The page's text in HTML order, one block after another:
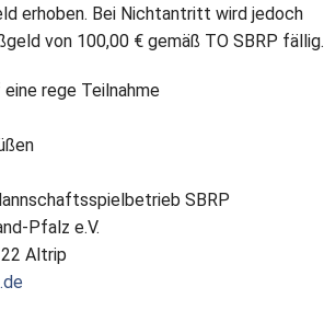
erhoben. Bei Nichtantritt wird jedoch
von 100,00 € gemäß TO SBRP fällig.
rege Teilnahme
SBRP
Pfalz e.V.
Altrip